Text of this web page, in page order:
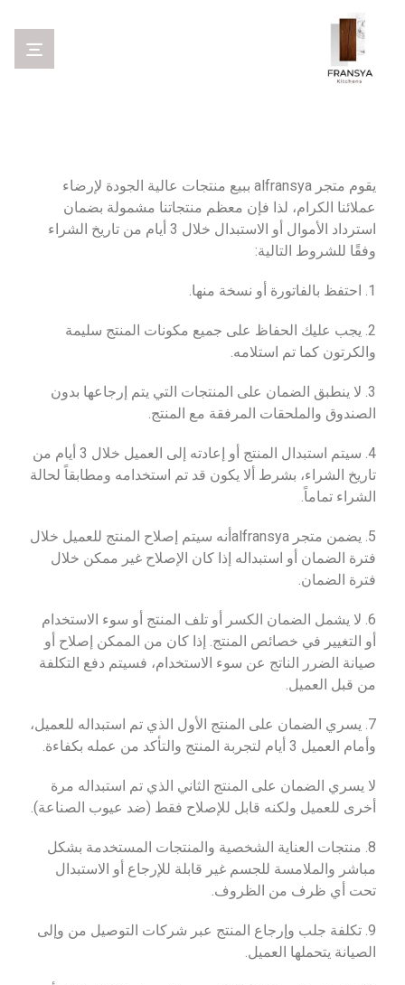
يقوم متجر alfransya ببيع منتجات عالية الجودة لإرضاء
عملائنا الكرام، لذا فإن معظم منتجاتنا مشمولة بضمان
استرداد الأموال أو الاستبدال خلال 3 أيام من تاريخ الشراء
وفقًا للشروط التالية:
1. احتفظ بالفاتورة أو نسخة منها.
2. يجب عليك الحفاظ على جميع مكونات المنتج سليمة
والكرتون كما تم استلامه.
3. لا ينطبق الضمان على المنتجات التي يتم إرجاعها بدون
الصندوق والملحقات المرفقة مع المنتج.
4. سيتم استبدال المنتج أو إعادته إلى العميل خلال 3 أيام من
تاريخ الشراء، بشرط ألا يكون قد تم استخدامه ومطابقاً لحالة
الشراء تماماً.
5. يضمن متجر alfransyaأنه سيتم إصلاح المنتج للعميل خلال
فترة الضمان أو استبداله إذا كان الإصلاح غير ممكن خلال
فترة الضمان.
6. لا يشمل الضمان الكسر أو تلف المنتج أو سوء الاستخدام
أو التغيير في خصائص المنتج. إذا كان من الممكن إصلاح أو
صيانة الضرر الناتج عن سوء الاستخدام، فسيتم دفع التكلفة
من قبل العميل.
7. يسري الضمان على المنتج الأول الذي تم استبداله للعميل،
وأمام العميل 3 أيام لتجربة المنتج والتأكد من عمله بكفاءة.
لا يسري الضمان على المنتج الثاني الذي تم استبداله مرة
أخرى للعميل ولكنه قابل للإصلاح فقط (ضد عيوب الصناعة).
8. منتجات العناية الشخصية والمنتجات المستخدمة بشكل
مباشر والملامسة للجسم غير قابلة للإرجاع أو الاستبدال
تحت أي ظرف من الظروف.
9. تكلفة جلب وإرجاع المنتج عبر شركات التوصيل من وإلى
الصيانة يتحملها العميل.